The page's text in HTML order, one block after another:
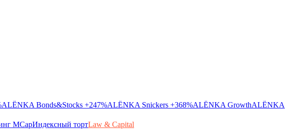
ALЁNKA Bonds&Stocks +247%ALЁNKA Snickers +368%ALЁNKA GrowthALЁNKA
MCapИндексный тортLaw & Capital